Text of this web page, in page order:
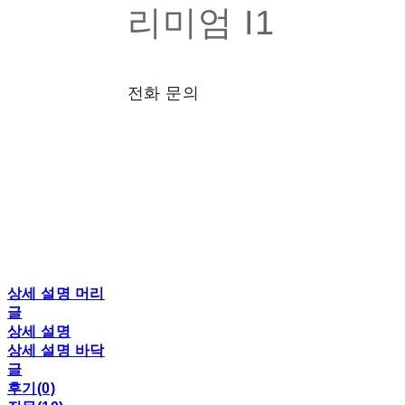
리미엄 I1
전화 문의
상세 설명 머리
글
상세 설명
상세 설명 바닥
글
후기(0)